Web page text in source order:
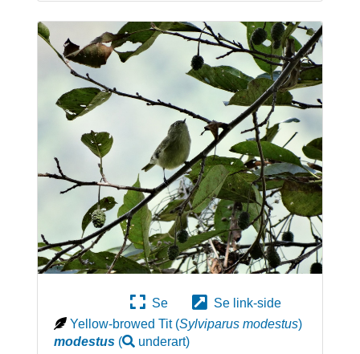
Se
Se link-side
Yellow-browed Tit (Sylviparus modestus)
modestus( underart)